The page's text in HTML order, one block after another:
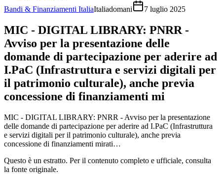
Bandi & Finanziamenti ItaliaItaliadomani 7 luglio 2025
MIC - DIGITAL LIBRARY: PNRR -
Avviso per la presentazione delle
domande di partecipazione per aderire ad
I.PaC (Infrastruttura e servizi digitali per
il patrimonio culturale), anche previa
concessione di finanziamenti mi
MIC - DIGITAL LIBRARY: PNRR - Avviso per la presentazione
delle domande di partecipazione per aderire ad I.PaC (Infrastruttura
e servizi digitali per il patrimonio culturale), anche previa
concessione di finanziamenti mirati…
Questo è un estratto. Per il contenuto completo e ufficiale, consulta
la fonte originale.